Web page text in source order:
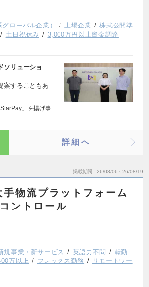
ローバル企業） 上場企業
株式公開準
土日祝休み
3,000万円以上資金調達
ソリューショ
案することもあ
」を揚げ事
詳細へ
掲載期間 26/08/06～26/08/19
物流プラットフォーム
ントロール
規事業・新サービス 英語力不問
転勤
万以上 フレックス勤務
リモートワー